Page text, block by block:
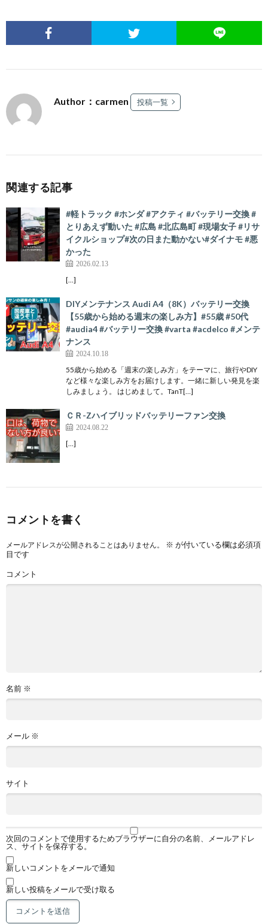
Author：carmen 投稿一覧
関連する記事
#軽トラック #ホンダ #アクティ #バッテリー交換 #
とりあえず動いた #広島 #北広島町 #現場女子 #リサ
イクルショップ#次の日また動かない#ダイナモ #悪
かった
2026.02.13
[…]
DIYメンテナンス Audi A4（8K）バッテリー交換
【55歳から始める週末の楽しみ方】#55歳 #50代
#audia4 #バッテリー交換 #varta #acdelco #メンテ
ナンス
2024.10.18
55歳から始める「週末の楽しみ方」をテーマに、旅行やDIY
など様々な楽しみ方をお届けします。一緒に新しい発見を楽
しみましょう。 はじめまして。TanT[…]
ＣＲ-Zハイブリッドバッテリーファン交換
2024.08.22
[…]
コメントを書く
メールアドレスが公開されることはありません。 ※ が付いている欄は必須項
目です
コメント
名前 ※
メール ※
サイト
次回のコメントで使用するためブラウザーに自分の名前、メールアドレ
ス、サイトを保存する。
新しいコメントをメールで通知
新しい投稿をメールで受け取る